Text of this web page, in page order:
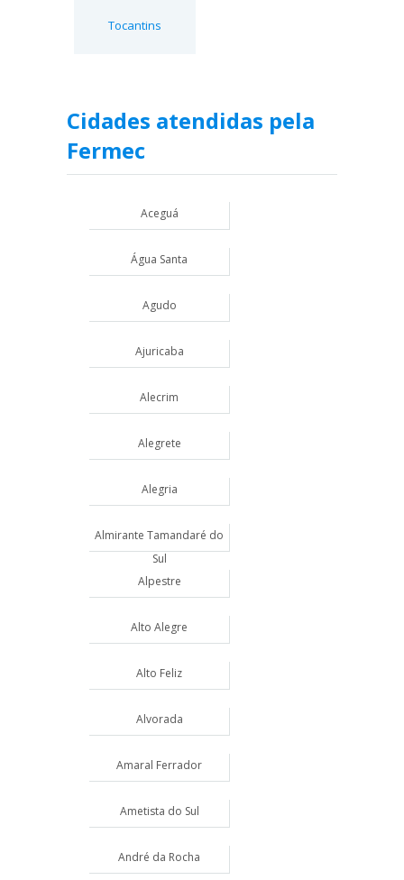
Tocantins
Cidades atendidas pela
Fermec
Aceguá
Água Santa
Agudo
Ajuricaba
Alecrim
Alegrete
Alegria
Almirante Tamandaré do
Sul
Alpestre
Alto Alegre
Alto Feliz
Alvorada
Amaral Ferrador
Ametista do Sul
André da Rocha